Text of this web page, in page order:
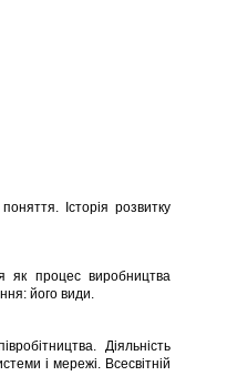
Історія розвитку
як процес виробництва
його види.
Діяльність
і мережі. Всесвітній